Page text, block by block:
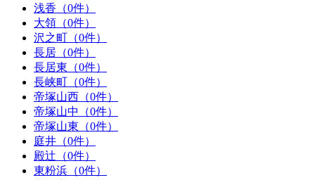
浅香（0件）
大領（0件）
沢之町（0件）
長居（0件）
長居東（0件）
長峡町（0件）
帝塚山西（0件）
帝塚山中（0件）
帝塚山東（0件）
庭井（0件）
殿辻（0件）
東粉浜（0件）